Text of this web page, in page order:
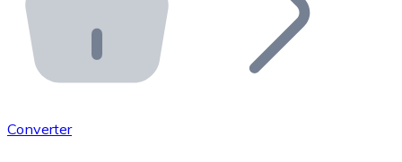
API Bitnovo
Integre nossa API no seu ecossistema.
Junte-se à nossa rede de revendedores e comercialize
Converter